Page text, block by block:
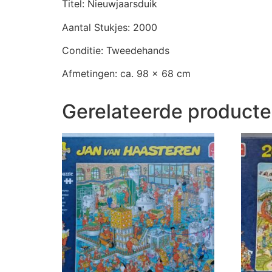
Titel: Nieuwjaarsduik
Aantal Stukjes: 2000
Conditie: Tweedehands
Afmetingen: ca. 98 x 68 cm
Gerelateerde